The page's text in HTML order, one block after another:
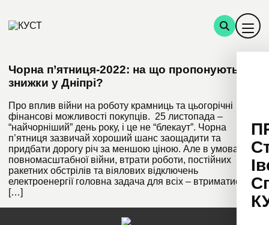
Чорна п’ятниця-2022: на що пропонують
знижки у Дніпрі?
Про вплив війни на роботу крамниць та цьогорічні
фінансові можливості покупців. 25 листопада –
“найчорніший” день року, і це не “блекаут”. Чорна
п’ятниця зазвичай хороший шанс заощадити та
придбати дорогу річ за меншою ціною. Але в умовах
повномасштабної війни, втрати роботи, постійних
ракетних обстрілів та віялових відключень
електроенергії головна задача для всіх – втриматись на
[…]